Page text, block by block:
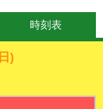
時刻表
)